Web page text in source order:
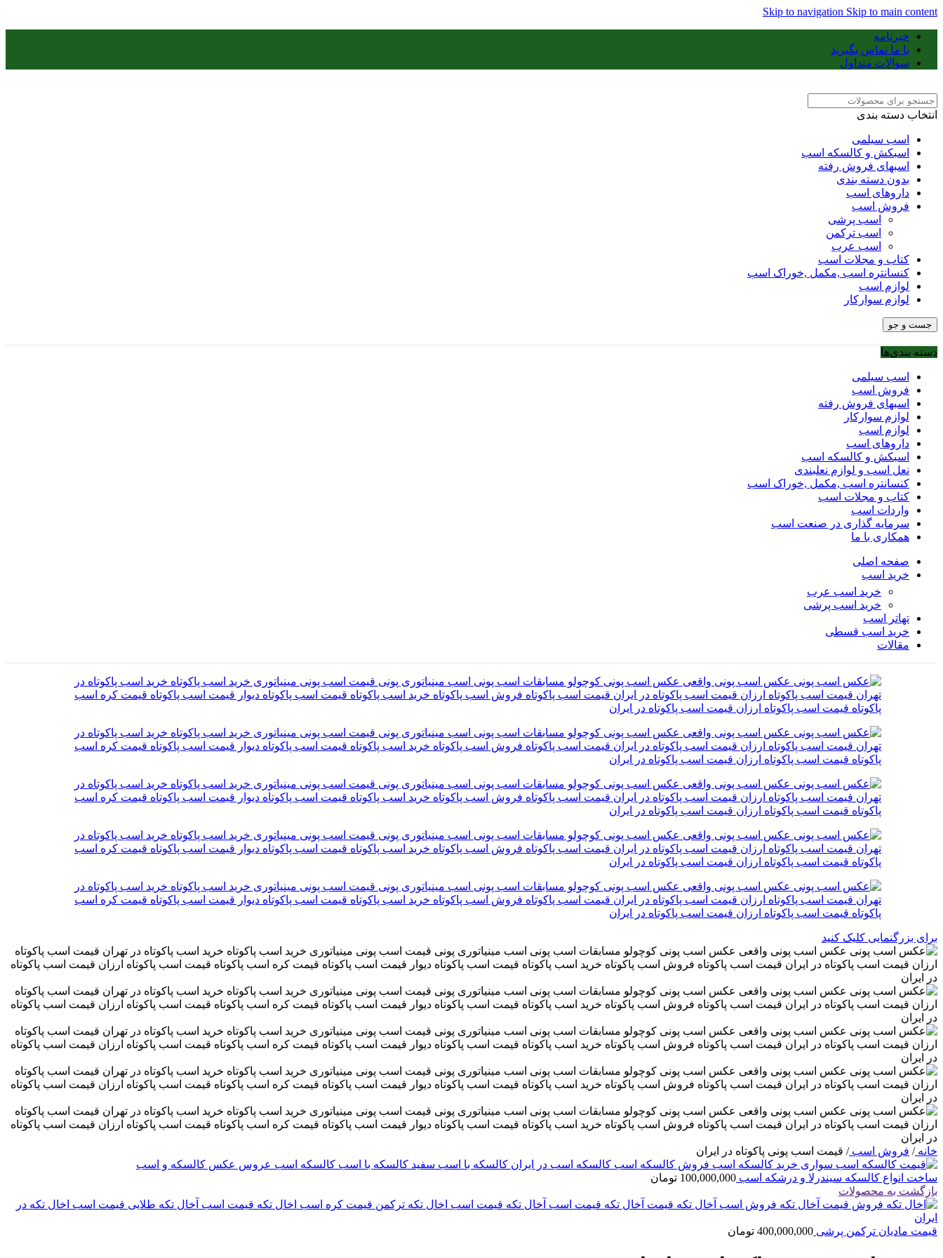
Skip to navigation Skip to main content
خبرنامه
با ما تماس بگیرید
سوالات متداول
انتخاب دسته بندی
اسب سیلمی
اسبکش و کالسکه اسب
اسبهای فروش رفته
بدون دسته بندی
داروهای اسب
فروش اسب
اسب پرشی
اسب ترکمن
اسب عرب
کتاب و مجلات اسب
کنسانتره اسب ,مکمل ,خوراک اسب
لوازم اسب
لوازم سوارکار
جست و جو
دسته بندی‌ها
اسب سیلمی
فروش اسب
اسبهای فروش رفته
لوازم سوارکار
لوازم اسب
داروهای اسب
اسبکش و کالسکه اسب
نعل اسب و لوازم نعلبندی
کنسانتره اسب ,مکمل ,خوراک اسب
کتاب و مجلات اسب
واردات اسب
سرمایه گذاری در صنعت اسب
همکاری با ما
صفحه اصلی
خرید اسب
خرید اسب عرب
خرید اسب پرشی
تهاتر اسب
خرید اسب قسطی
مقالات
برای بزرگنمایی کلیک کنید
خانه/ فروش اسب/ قیمت اسب پونی پاکوتاه در ایران
ساخت انواع کالسکه سیندرلا و درشکه اسب 100,000,000 تومان
بازگشت به محصولات
قیمت مادیان ترکمن پرشی 400,000,000 تومان